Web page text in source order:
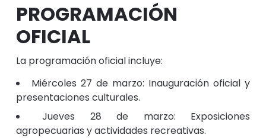
PROGRAMACIÓN
OFICIAL
La programación oficial incluye:​
Miércoles 27 de marzo: Inauguración oficial y
presentaciones culturales.
Jueves 28 de marzo: Exposiciones
agropecuarias y actividades recreativas.